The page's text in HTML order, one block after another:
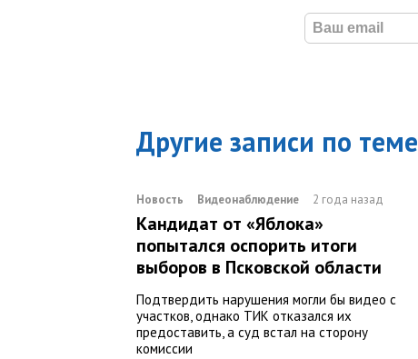
Другие записи по
Новость Видеонаблюдение 2 года назад
Кандидат от «Яблока»
попытался оспорить итоги
выборов в Псковской области
Подтвердить нарушения могли бы видео с
участков, однако ТИК отказался их
предоставить, а суд встал на сторону
комиссии